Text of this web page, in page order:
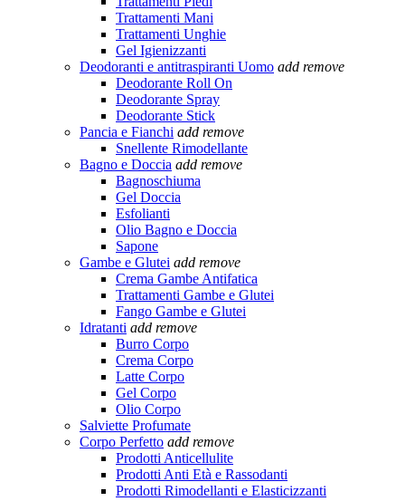
Trattamenti Mani
Trattamenti Unghie
Gel Igienizzanti
Deodoranti e antitraspiranti Uomo add remove
Deodorante Roll On
Deodorante Spray
Deodorante Stick
Pancia e Fianchi add remove
Snellente Rimodellante
Bagno e Doccia add remove
Bagnoschiuma
Gel Doccia
Esfolianti
Olio Bagno e Doccia
Sapone
Gambe e Glutei add remove
Crema Gambe Antifatica
Trattamenti Gambe e Glutei
Fango Gambe e Glutei
Idratanti add remove
Burro Corpo
Crema Corpo
Latte Corpo
Gel Corpo
Olio Corpo
Salviette Profumate
Corpo Perfetto add remove
Prodotti Anticellulite
Prodotti Anti Età e Rassodanti
Prodotti Rimodellanti e Elasticizzanti